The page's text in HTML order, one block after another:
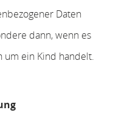
Daten
dann, wenn es
ein Kind handelt.